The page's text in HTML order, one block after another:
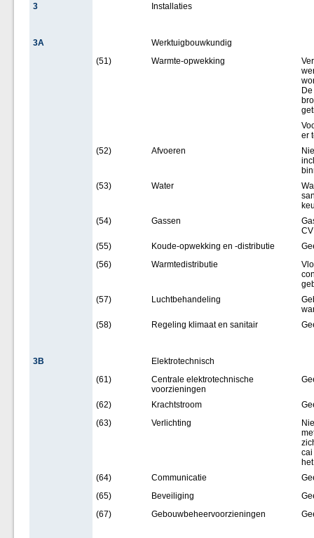
3 Installaties
3A
Werktuigbouwkundig
(51)
Warmte-opwekking
er
(52)
Afvoeren
(53)
Water
(54)
Gassen
(55)
Koude-opwekking en -distributie
(56)
Warmtedistributie
(57)
Luchtbehandeling
(58)
Regeling klimaat en sanitair
3B
Elektrotechnisch
(61)
Centrale elektrotechnische
voorzieningen
(62) Krachtstroom
(63)
Verlichting
cai
(64)
Communicatie
(65)
Beveiliging
(67)
Gebouwbeheervoorzieningen